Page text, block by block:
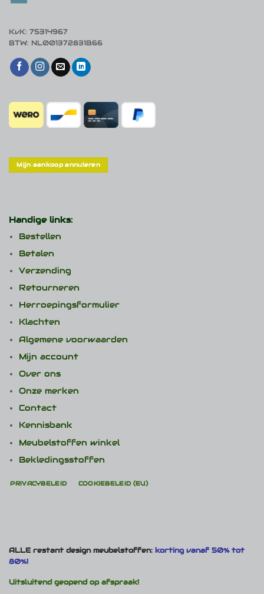
KvK: 75314967
BTW: NL001372831B66
Mijn aankoop annuleren
Handige links:
Bestellen
Betalen
Verzending
Retourneren
Herroepingsformulier
Klachten
Algemene voorwaarden
Mijn account
Over ons
Onze merken
Contact
Kennisbank
Meubelstoffen winkel
Bekledingsstoffen
PRIVACYBELEID COOKIEBELEID (EU)
ALLE restant design meubelstoffen: korting vanaf 50% tot
80%!
Uitsluitend geopend op afspraak!